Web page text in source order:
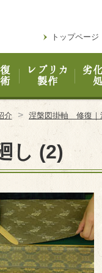
トップページ
レプリカ
製作
劣
介 > 涅槃図掛軸 修復｜
し (2)